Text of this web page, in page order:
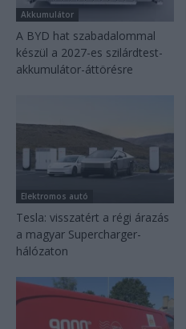
Akkumulátor
A BYD hat szabadalommal
készül a 2027-es szilárdtest-
akkumulátor-áttörésre
Elektromos autó
Tesla: visszatért a régi árazás
a magyar Supercharger-
hálózaton